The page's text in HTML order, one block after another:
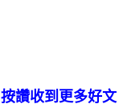
讚收到更多好文